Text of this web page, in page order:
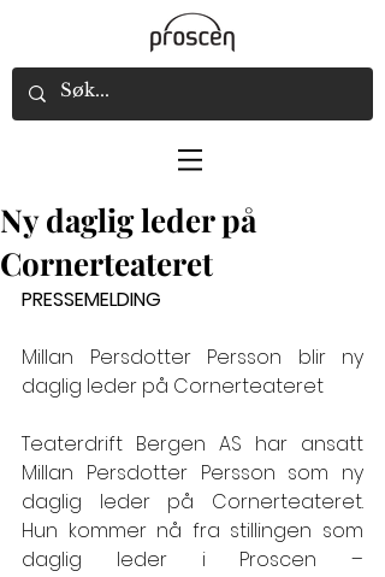
Ny daglig leder på
Cornerteateret
PRESSEMELDING
Millan Persdotter Persson blir ny
daglig leder på Cornerteateret
Teaterdrift Bergen AS har ansatt
Millan Persdotter Persson som ny
daglig leder på Cornerteateret.
Hun kommer nå fra stillingen som
daglig leder i Proscen –